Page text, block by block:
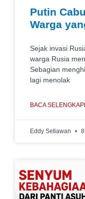
Putin
Warga
Sejak invasi
warga Rusia
Sebagian
lagi menolak
BACA
Eddy Setiawan